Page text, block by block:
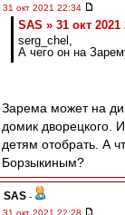
31 окт 2021 22:34
SAS » 31 окт 2021
serg_chel,
А чего он на
Зарема может на
домик дворецкого.
детям отобрать. А
Борзыкиным?
SAS -
31 окт 2021 22:28